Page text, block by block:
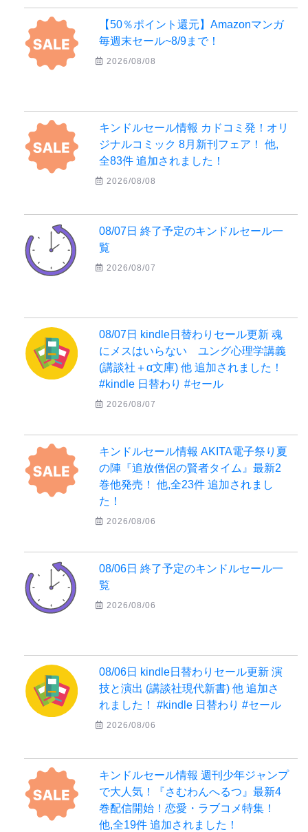
【50％ポイント還元】Amazonマンガ
毎週末セール~8/9まで！
2026/08/08
キンドルセール情報 カドコミ発！オリ
ジナルコミック 8月新刊フェア！ 他,
全83件 追加されました！
2026/08/08
08/07日 終了予定のキンドルセール一
覧
2026/08/07
08/07日 kindle日替わりセール更新 魂
にメスはいらない ユング心理学講義
(講談社＋α文庫) 他 追加されました！
#kindle 日替わり #セール
2026/08/07
キンドルセール情報 AKITA電子祭り夏
の陣『追放僧侶の賢者タイム』最新2
巻他発売！ 他,全23件 追加されまし
た！
2026/08/06
08/06日 終了予定のキンドルセール一
覧
2026/08/06
08/06日 kindle日替わりセール更新 演
技と演出 (講談社現代新書) 他 追加さ
れました！ #kindle 日替わり #セール
2026/08/06
キンドルセール情報 週刊少年ジャンプ
で大人気！『さむわんへるつ』最新4
巻配信開始！恋愛・ラブコメ特集！
他,全19件 追加されました！